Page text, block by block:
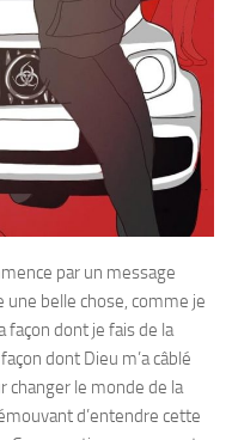
par un message
une belle chose, comme je
façon dont je fais de la
dont Dieu m’a câblé
changer le monde de la
d’entendre cette